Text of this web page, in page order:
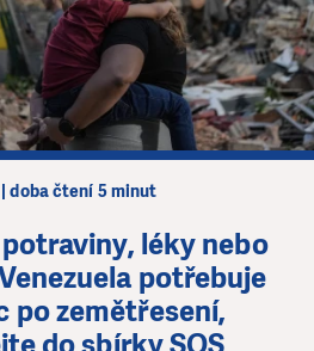
| doba čtení 5 minut
léky nebo
potřebuje
po zemětřesení,